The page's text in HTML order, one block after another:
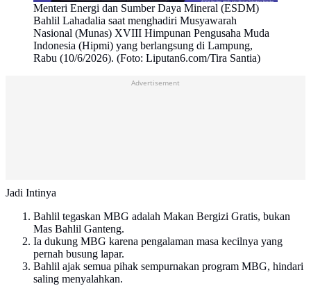
Menteri Energi dan Sumber Daya Mineral (ESDM)
Bahlil Lahadalia saat menghadiri Musyawarah
Nasional (Munas) XVIII Himpunan Pengusaha Muda
Indonesia (Hipmi) yang berlangsung di Lampung,
Rabu (10/6/2026). (Foto: Liputan6.com/Tira Santia)
Advertisement
Jadi Intinya
Bahlil tegaskan MBG adalah Makan Bergizi Gratis, bukan
Mas Bahlil Ganteng.
Ia dukung MBG karena pengalaman masa kecilnya yang
pernah busung lapar.
Bahlil ajak semua pihak sempurnakan program MBG, hindari
saling menyalahkan.